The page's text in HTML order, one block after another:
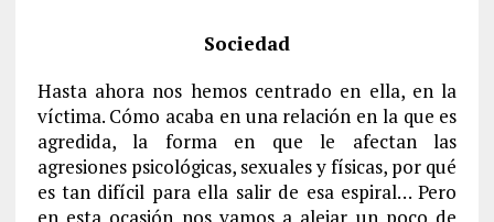
Sociedad
Hasta ahora nos hemos centrado en ella, en la
víctima. Cómo acaba en una relación en la que es
agredida, la forma en que le afectan las
agresiones psicológicas, sexuales y físicas, por qué
es tan difícil para ella salir de esa espiral… Pero